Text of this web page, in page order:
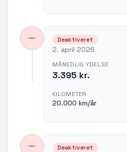
Deaktiveret
2. april 2026
MÅNEDLIG YDELSE
3.395 kr.
KILOMETER
20.000 km/år
Deaktiveret